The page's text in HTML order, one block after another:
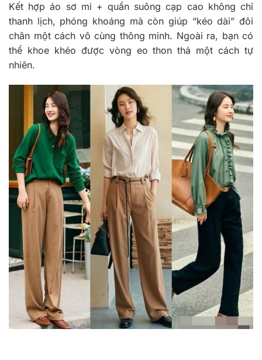
Kết hợp áo sơ mi + quần suông cạp cao không chỉ
thanh lịch, phóng khoáng mà còn giúp “kéo dài” đôi
chân một cách vô cùng thông minh. Ngoài ra, bạn có
thể khoe khéo được vòng eo thon thả một cách tự
nhiên.